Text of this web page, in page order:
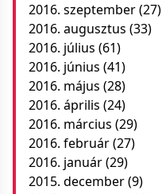
2016. szeptember(27)
2016. augusztus (33)
2016. július (61)
2016. június (41)
2016. május (28)
2016. április (24)
2016. március (29)
2016. február(27)
2016. január(29)
2015. december(9)